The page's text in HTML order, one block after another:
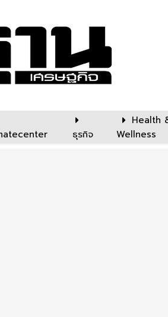
ธุรกิจ
Health
Wellness